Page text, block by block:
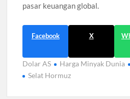
pasar keuangan global.
Facebook X
Dolar AS Harga Minyak Dunia
Selat Hormuz